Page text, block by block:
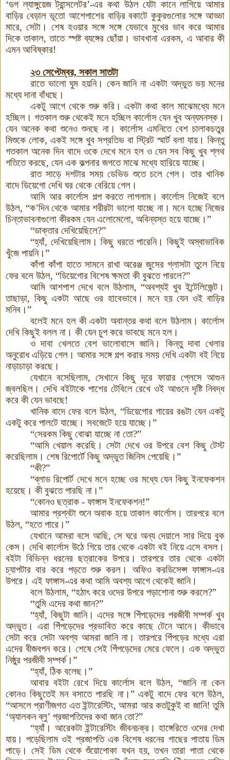
‘ডগ ল্যাঙ্গুয়েজ ট্রান্সলেটর’-এর কথা উঠল যেটা কানে লাগিয়ে আমার
বাড়ির বেড়াল ভূতো আশেপাশের বাড়ির বকাটে কুকুরগুলোর সঙ্গে আড্ডা
মারে, সেটা। শেষ হওয়ার সঙ্গে সঙ্গে যেভাবে মুখের ভাব করে আমার
দিকে তাকাল, তাতে স্পষ্ট ব্যঙ্গের ছোঁয়া। ভাবখানা এরকম, এ আবার কী
এমন আবিষ্কার!
২৩ সেপ্টেম্বর, সকাল সাতটা
রাতে ভালো ঘুম হয়নি। কেন জানি না একটা অদ্ভুত ভয় মনের
মধ্যে দানা বাঁধছে ।
একটু আগে থেকে শুরু করি। একটা কথা কাল মাঝেমধ্যে মনে
হচ্ছিল। গতকাল শুরু থেকেই মনে হচ্ছিল কার্লোস যেন খুব অন্যমনস্ক।
যেন অনেক কথা শুনেও শুনছে না। কার্লোস এমনিতে বেশ চালাকচতুর
মিশুকে লোক, একই সঙ্গে খুব সপ্রতিভ বা স্ট্রিট স্মার্ট বলা যায়। কিন্তু
গতকাল অনেক দিন বাদে ওকে দেখে মনে হল ও যেন সব কিছু খুব শ্লথ
গতিতে করছে, যেন এক কল্পনার জগতে মাঝে মধ্যে হারিয়ে যাচ্ছে।
রাত সাড়ে দশটার সময় ডেভিড শুতে চলে গেল ।তার খানিক
বাদে ডিয়েগো দেখি ঘর থেকে বেরিয়ে গেল ।
আমি আর কার্লোস গল্প করতে লাগলাম। কার্লোস নিজেই বলে
উঠল, “ক’দিন থেকে আমার শরীরটা ভালো যাচ্ছে না। মনে হচ্ছে নিজের
চিন্তাভাবনাগুলো কীরকম যেন এলোমেলো, অবিন্যস্ত হয়ে যাচ্ছে।”
“ডাক্তার দেখিয়েছিলে?”
“হ্যাঁ, দেখিয়েছিলাম। কিছু ধরতে পারেনি। কিছুই অস্বাভাবিক
খুঁজে পায়নি।”
কাঁপা কাঁপা হাতে সামনে রাখা অরেঞ্জ জুসের গ্লাসটা তুলে নিয়ে
ফের বলে উঠল, “ডিয়েগোর বিশেষ ক্ষমতা কী বুঝতে পারলে?”
আমি আশপাশ দেখে বলে উঠলাম, “অবশ্যই খুব ইন্টেলিজেন্ট।
তাছাড়া, কিছু একটা আছে ওর হাবেভাবে। মনে হয় যেন ওই বাড়ির
মনিব ।”
বলেই মনে হল কী একটা অবান্তর কথা বলে উঠলাম। কার্লোস
দেখি কিছুই বলল না। কী যেন চুপ করে ভাবছে মনে হল।
ও দাবা খেলতে বেশ ভালোবাসে জানি। কিন্তু দাবা খেলার
অনুরোধ এড়িয়ে গেল।আমার সঙ্গে গল্প করার সময় দেখি একটা বই নিয়ে
নাড়াচাড়া করছে।
যেখানে বসেছিলাম, সেখানে কিছু দূরে ফায়ার প্লেসে আগুন
জ্বলছিল । দেখি বইটাকে পাশের টেবিলে রেখে ওই আগুনে দৃষ্টি নিবদ্ধ
করে কী যেন ভাবছে!
খানিক বাদে ফের বলে উঠল, “ডিয়েগোর গায়ের রঙটা যেন একটু
একটু করে পালটে যাচ্ছে। সবজেটে হয়ে যাচ্ছে।”
“সেরকম কিছু বোঝা যাচ্ছে না তো?”
“আমি খেয়াল করেছি। সেটা দেখে ওর উপরে বেশ কিছু টেস্ট
করেছিলাম। শেষ রিপোর্টে কিছু অদ্ভুত জিনিস পেয়েছি ।”
“কী?”
“ব্লাড রিপোর্ট দেখে মনে হচ্ছে ওর মধ্যে যেন কিছু ইনফেকশন
হয়েছে। কী বুঝতে পারছি না ।”
“কোনও ছত্রাক - ফাঙ্গাস ইনফেকশন!”
আমার প্রশ্নটা শুনে অবাক হয়ে তাকাল কার্লোস। তারপরে বলে
উঠল, “হতে পারে ।”
যেখানে আমরা বসে আছি, সে ঘরে অন্য দেয়ালে সার দিয়ে বুক
কেস। দেখি কার্লোস উঠে গিয়ে তার থেকে একটা বই নিয়ে এসে বসল ।
বইটা বিভিন্ন ধরনের ছত্রাকের উপরে। তারপরে তার থেকে একটা
চ্যাপটার বার করে পড়তে শুরু করল । অফিও করডিসেপ্সফাঙ্গাস-এর
উপরে। এই ফাঙ্গাস-এর কথা আমি অবশ্য আগে থেকেই জানি।
বলে উঠলাম, “হঠাৎ করে ওদের উপরে পড়াশোনা শুরু করলে?”
“তুমি এদের কথা জান?”
“হ্যাঁ, কিছুটা জানি। এদের সঙ্গে পিঁপড়েদের পরজীবী সম্পর্ক খুব
অদ্ভুত। এরা পিঁপড়েদের প্রভাবিত করে কাছে টেনে আনে। কীভাবে
সেটা করে সেটা অবশ্য আমরা জানি না। তারপরে পিঁপড়ের মধ্যে এরা
এদের বীজবপন করে। শেষে সেই পিঁপড়েদের মেরে ফেলে। এক অদ্ভুত
নিষ্ঠুর পরজীবী সম্পর্ক ।”
“হ্যাঁ, ঠিক বলেছ ।”
আবার বইটা রেখে দিয়ে কার্লোস বলে উঠল, “জানি না কেন
কোনও কিছুতেই মন বসাতে পারছি না।” একটু বাদে ফের বলে উঠল,
“আসলে প্রাণীজগত এত ইন্টারেস্টিং, আমরা আর কতটুকুই বা জানি! তুমি
‘অ্যালকন ব্লু’ প্রজাপতিদের কথা জান তো?”
“হ্যাঁ । আরেকটা ইন্টারেস্টিং জীবনচক্র। হাঙ্গেরিতে ওদের দেখা
যায়। পড়েছিলাম ওই প্রজাপতি এক বিশেষ ধরনের গাছের পাতায় ডিম
পাড়ে। সেই ডিম থেকে শুঁয়োপোকা যখন হয়, তখন তারা পাতা থেকে